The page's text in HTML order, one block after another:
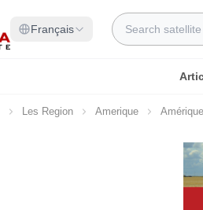
Français
Rechercher
Les Region Amerique